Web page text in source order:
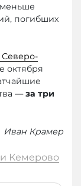
меньше
погибших
октября
—за три
Иван Крамер
Кемерово